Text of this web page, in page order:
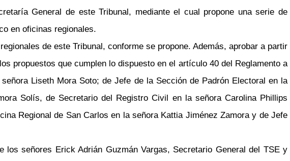
General de este Tribunal, mediante el cual propone una serie de
en oficinas regionales.
de este Tribunal, conforme se propone. Además, aprobar a partir
propuestos que cumplen lo dispuesto en el artículo 40 del Reglamento a
Liseth Mora Soto; de Jefe de la Sección de Padrón Electoral en la
Solís, de Secretario del Registro Civil en la señora Carolina Phillips
Regional de San Carlos en la señora Kattia Jiménez Zamora y de Jefe
los señores Erick Adrián Guzmán Vargas, Secretario General del TSE y